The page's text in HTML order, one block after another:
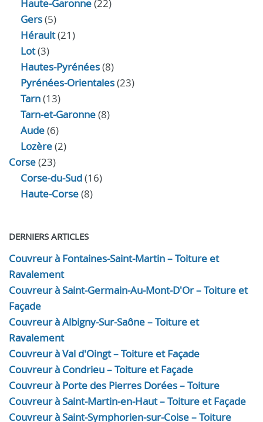
Haute-Garonne(22)
Gers(5)
Hérault(21)
Lot(3)
Hautes-Pyrénées(8)
Pyrénées-Orientales(23)
Tarn(13)
Tarn-et-Garonne(8)
Aude(6)
Lozère(2)
Corse(23)
Corse-du-Sud(16)
Haute-Corse(8)
DERNIERS ARTICLES
Couvreur à Fontaines-Saint-Martin – Toiture et
Ravalement
Couvreur à Saint-Germain-Au-Mont-D'Or – Toiture et
Façade
Couvreur à Albigny-Sur-Saône – Toiture et
Ravalement
Couvreur à Val d'Oingt – Toiture et Façade
Couvreur à Condrieu – Toiture et Façade
Couvreur à Porte des Pierres Dorées – Toiture
Couvreur à Saint-Martin-en-Haut – Toiture et Façade
Couvreur à Saint-Symphorien-sur-Coise – Toiture